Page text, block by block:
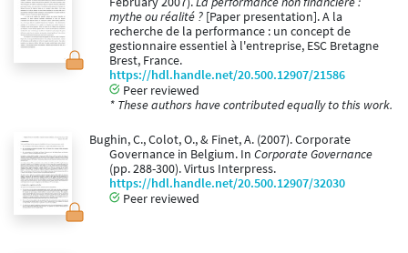
mythe ou réalité ? [Paper presentation]. A la
recherche de la performance : un concept de
gestionnaire essentiel à l'entreprise, ESC Bretagne
Brest, France.
https://hdl.handle.net/20.500.12907/21586
Peer reviewed
* These authors have contributed equally to this work.
Bughin, C., Colot, O., & Finet, A. (2007). Corporate
Governance in Belgium. In Corporate Governance
(pp. 288-300). Virtus Interpress.
https://hdl.handle.net/20.500.12907/32030
Peer reviewed